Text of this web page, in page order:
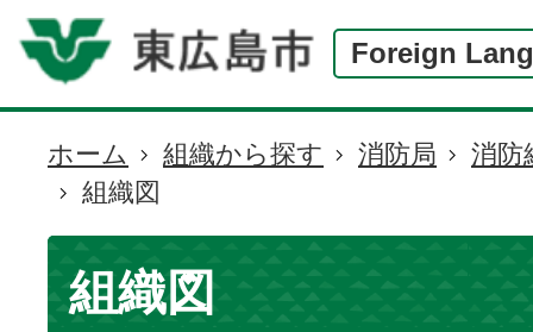
Foreign
現
在
の
位
置
ホーム 組織から探す 消防局
消防
組織図
組織図